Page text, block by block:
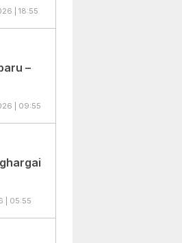
| 18:55
–
| 09:55
| 05:55